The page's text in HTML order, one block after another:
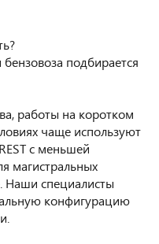
подбирается
работы на коротком
чаще используют
с меньшей
магистральных
Наши специалисты
конфигурацию